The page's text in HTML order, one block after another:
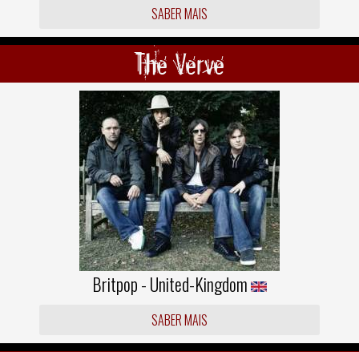
SABER MAIS
The Verve
Britpop - United-Kingdom
SABER MAIS